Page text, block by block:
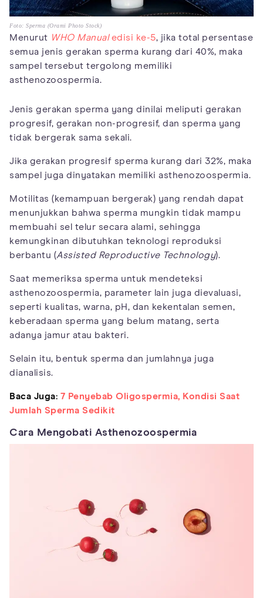
Foto: Sperma (Orami Photo Stock)
Menurut WHO Manualedisi ke-5, jika total persentase
semua jenis gerakan sperma kurang dari 40%, maka
sampel tersebut tergolong memiliki
asthenozoospermia.
Jenis gerakan sperma yang dinilai meliputi gerakan
progresif, gerakan non-progresif, dan sperma yang
tidak bergerak sama sekali.
Jika gerakan progresif sperma kurang dari 32%, maka
sampel juga dinyatakan memiliki asthenozoospermia.
Motilitas (kemampuan bergerak) yang rendah dapat
menunjukkan bahwa sperma mungkin tidak mampu
membuahi sel telur secara alami, sehingga
kemungkinan dibutuhkan teknologi reproduksi
berbantu (Assisted Reproductive Technology).
Saat memeriksa sperma untuk mendeteksi
asthenozoospermia, parameter lain juga dievaluasi,
seperti kualitas, warna, pH, dan kekentalan semen,
keberadaan sperma yang belum matang, serta
adanya jamur atau bakteri.
Selain itu, bentuk sperma dan jumlahnya juga
dianalisis.
Baca Juga: 7 Penyebab Oligospermia, Kondisi Saat
Jumlah Sperma Sedikit
Cara Mengobati Asthenozoospermia